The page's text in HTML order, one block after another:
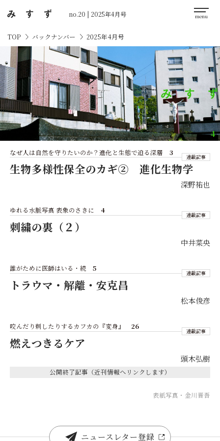
no.20 | 2025年4月号
TOP バックナンバー 2025年4月号
4
なぜ人は自然を守りたいのか？――進化と生態で迫る深層 3 連載記事
生物多様性保全のカギ② 進化生物学
深野祐也
ゆれる水脈――写真 表象のさきに 4 連載記事
刺繍の裏（２）
中井菜央
誰がために医師はいる・続 5 連載記事
トラウマ・解離・安克昌
松本俊彦
咬んだり刺したりするカフカの『変身』 26 連載記事
燃えつきるケア
頭木弘樹
表紙写真・金川晋吾
ニュースレター登録